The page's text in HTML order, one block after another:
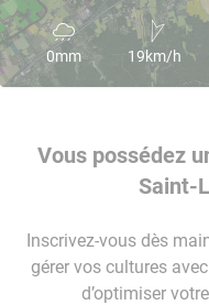
0mm 19km/h
Vous possédez
Saint-
Inscrivez-vous dès
gérer vos cultures
d’optimiser